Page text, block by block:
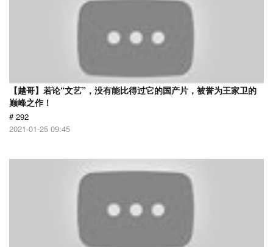
【越哥】若论“文艺”，没有能比得过它的国产片，被誉为王家卫的
巅峰之作！
# 292
2021-01-25 09:45